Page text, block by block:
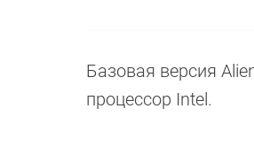
Базовая версия
процессор Intel.